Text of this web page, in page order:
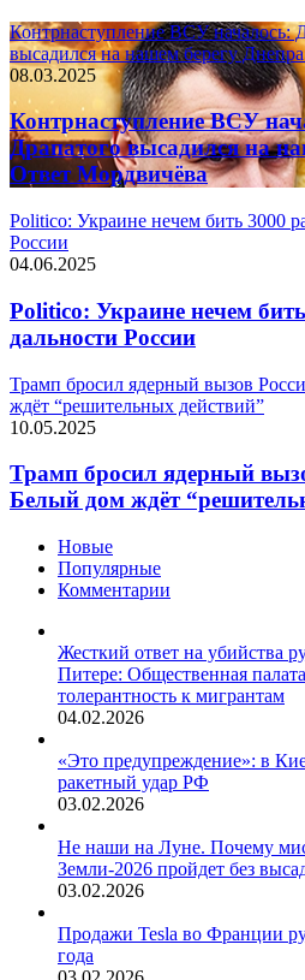
Контрнаступление ВСУ началось:
высадился на нашем берегу
08.03.2025
Контрнаступление ВСУ
Драпатого высадился на
Ответ Мордвичёва
Politico: Украине нечем бить 3000
России
04.06.2025
Politico: Украине нечем
дальности России
Трамп бросил ядерный вызов
ждёт “решительных действий”
10.05.2025
Трамп бросил ядерный
Белый дом ждёт
Новые
Популярные
Комментарии
Жесткий ответ на убийства
Питере: Общественная
толерантность к мигрантам
04.02.2026
«Это предупреждение»: в
ракетный удар РФ
03.02.2026
Не наши на Луне. Почему
Земли-2026 пройдет без
03.02.2026
Продажи Tesla во Франции
года